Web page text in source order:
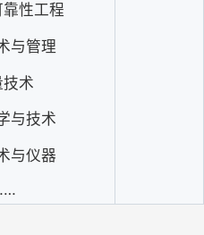
性工程
与管理
术
与技术
与仪器